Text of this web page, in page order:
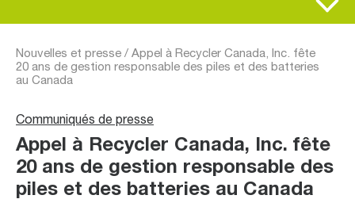
Nouvelles et presse / Appel à Recycler Canada, Inc. fête
20 ans de gestion responsable des piles et des batteries
au Canada
Communiqués de presse
Appel à Recycler Canada, Inc. fête
20 ans de gestion responsable des
piles et des batteries au Canada